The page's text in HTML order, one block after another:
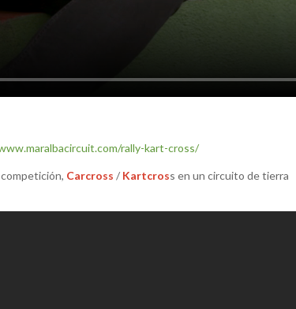
rally-kart-cross/
Carcross / Kartcross en un circuito de tierra